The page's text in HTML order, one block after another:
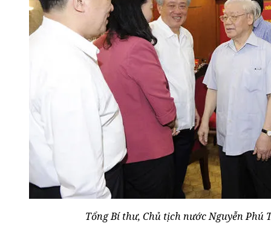
Tổng Bí thư, Chủ tịch nước Nguyễn Phú